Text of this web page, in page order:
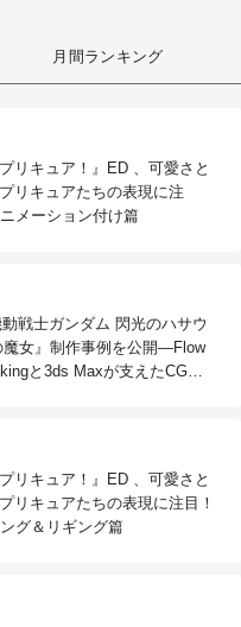
月間ランキング
リキュア！』ED 、可愛さと
リキュアたちの表現に注
メーション付け篇
戦士ガンダム 閃光のハサウ
魔女』制作事例を公開―Flow
と3ds Maxが支えたCG制
リキュア！』ED 、可愛さと
リキュアたちの表現に注目！
グ＆リギング篇